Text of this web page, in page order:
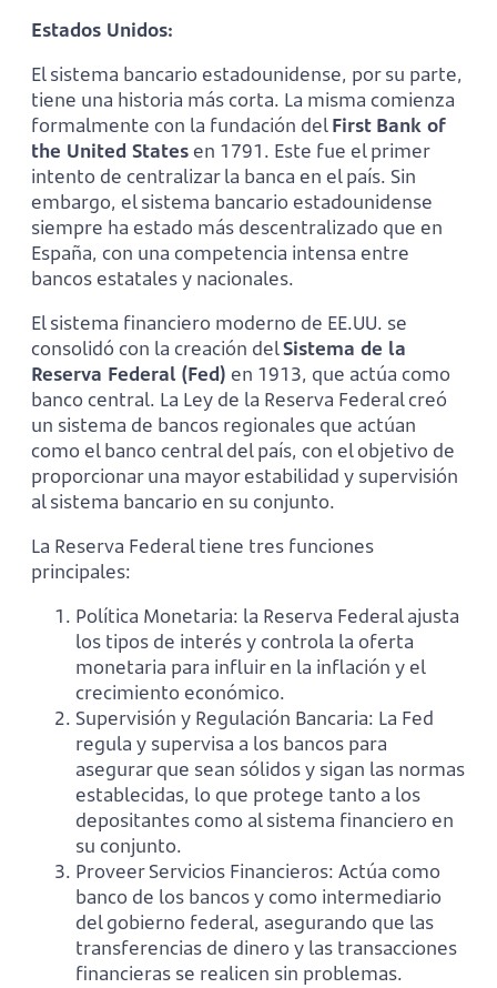
Estados Unidos:
El sistema bancario estadounidense, por su parte,
tiene una historia más corta. La misma comienza
formalmente con la fundación delFirst Bank of
the United Statesen 1791. Este fue el primer
intento de centralizar la banca en el país. Sin
embargo, el sistema bancario estadounidense
siempre ha estado más descentralizado que en
España, con una competencia intensa entre
bancos estatales y nacionales.
El sistema financiero moderno de EE.UU. se
consolidó con la creación delSistema de la
Reserva Federal (Fed) en 1913, que actúa como
banco central. La Ley de la Reserva Federal creó
un sistema de bancos regionales que actúan
como el banco central del país, con el objetivo de
proporcionar una mayor estabilidad y supervisión
al sistema bancario en su conjunto.
La Reserva Federal tiene tres funciones
principales:
Política Monetaria: la Reserva Federal ajusta
los tipos de interés y controla la oferta
monetaria para influir en la inflación y el
crecimiento económico.
Supervisión y Regulación Bancaria: La Fed
regula y supervisa a los bancos para
asegurar que sean sólidos y sigan las normas
establecidas, lo que protege tanto a los
depositantes como al sistema financiero en
su conjunto.
Proveer Servicios Financieros: Actúa como
banco de los bancos y como intermediario
del gobierno federal, asegurando que las
transferencias de dinero y las transacciones
financieras se realicen sin problemas.